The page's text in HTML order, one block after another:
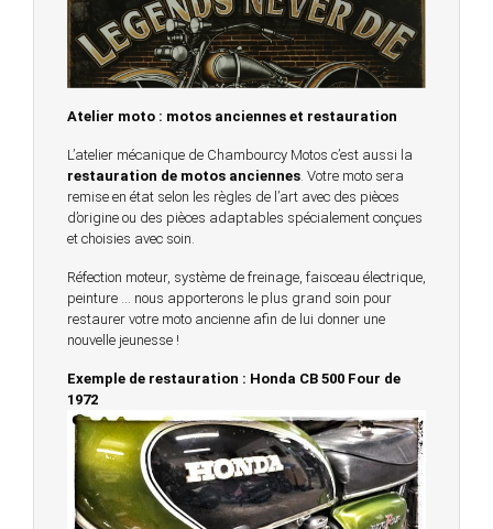
Atelier moto : motos anciennes et restauration
L’atelier mécanique de Chambourcy Motos c’est aussi la
restauration de motos anciennes . Votre moto sera
remise en état selon les règles de l’art avec des pièces
d’origine ou des pièces adaptables spécialement conçues
et choisies avec soin.
Réfection moteur, système de freinage, faisceau électrique,
peinture … nous apporterons le plus grand soin pour
restaurer votre moto ancienne afin de lui donner une
nouvelle jeunesse !
Exemple de restauration : Honda CB 500 Four de
1972
© 2023 -Chambourcy Motos 78 - 7bis chemin de la
Forêt - 78240 - Chambourcy -